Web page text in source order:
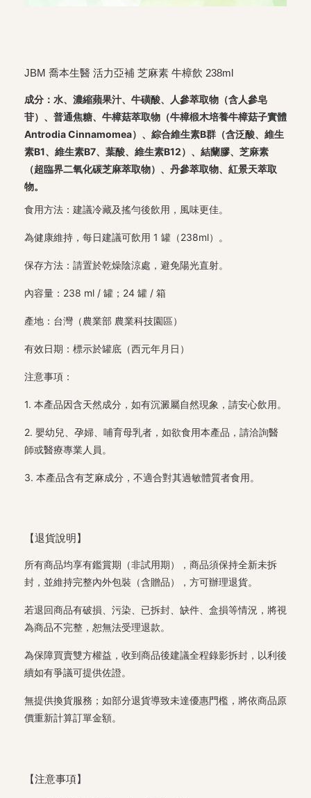
JBM 喬本生醫 活力亞補 芝麻素 牛樟飲 238ml
成分：水、濃縮蘋果汁、牛磺酸、人參萃取物（含人參皂
苷）、普通焦糖、牛樟菇萃取物（牛樟椴木培養牛樟菇子實體
Antrodia Cinnamomea）、綜合維生素B群（含泛酸、維生
素B1、維生素B7、葉酸、維生素B12）、結蘭膠、芝麻素
（超臨界二氧化碳芝麻萃取物）、丹參萃取物、紅景天萃取
物。
食用方法：建議冷藏及搖勻後飲用，風味更佳。
為健康維持，每日建議可飲用 1 罐（238ml）。
保存方法：請置於乾燥陰涼處，避免陽光直射。
內容量：238 ml / 罐；24 罐 / 箱
產地：台灣（農業部 農業科技園區）
有效日期：標示於罐底（西元年月日）
注意事項：
1. 本產品因含天然成分，如有沉澱屬自然現象，請安心飲用。
2. 嬰幼兒、孕婦、哺育母乳者，如欲食用本產品，請洽詢醫
師或醫療專業人員。
3. 本產品含有芝麻成分，不適合對其過敏體質者食用。
【退貨說明】
所有商品均享有鑑賞期（非試用期），商品須保持全新未拆
封，並維持完整內外包裝（含贈品），方可辦理退貨。
若退回商品有破損、污染、已拆封、缺件、盒損等情況，將視
為商品不完整，恕無法受理退款。
為保障買賣雙方權益，收到商品後建議全程錄影拆封，以利後
續如有爭議可提供佐證。
無提供換貨服務；如部分退貨導致未達優惠門檻，將依商品原
價重新計算訂單金額。
【注意事項】